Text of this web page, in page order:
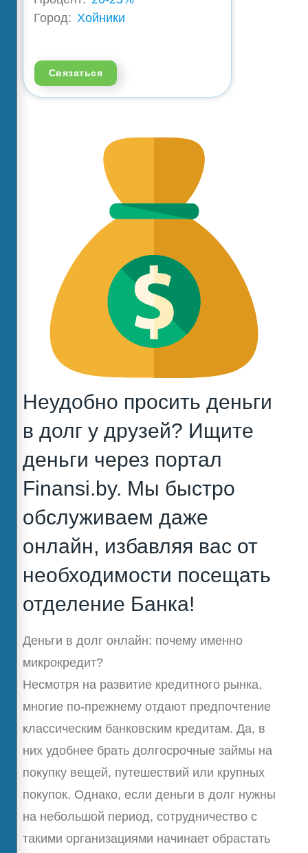
Город: Хойники
Связаться
Неудобно просить деньги
в долг у друзей? Ищите
деньги через портал
Finansi.by. Мы быстро
обслуживаем даже
онлайн, избавляя вас от
необходимости посещать
отделение Банка!
Деньги в долг онлайн: почему именно
микрокредит?
Несмотря на развитие кредитного рынка,
многие по-прежнему отдают предпочтение
классическим банковским кредитам. Да, в
них удобнее брать долгосрочные займы на
покупку вещей, путешествий или крупных
покупок. Однако, если деньги в долг нужны
на небольшой период, сотрудничество с
такими организациями начинает обрастать